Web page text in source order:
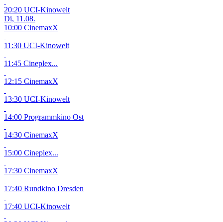
20:20 UCI-Kinowelt
Di, 11.08.
10:00 CinemaxX
11:30 UCI-Kinowelt
11:45 Cineplex...
12:15 CinemaxX
13:30 UCI-Kinowelt
14:00 Programmkino Ost
14:30 CinemaxX
15:00 Cineplex...
17:30 CinemaxX
17:40 Rundkino Dresden
17:40 UCI-Kinowelt